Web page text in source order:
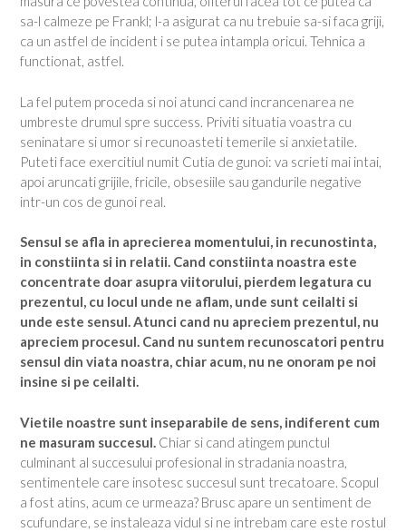
sa-l calmeze pe Frankl; l-a asigurat ca nu trebuie sa-si faca griji,
ca un astfel de incident i se putea intampla oricui. Tehnica a
functionat, astfel.
La fel putem proceda si noi atunci cand incrancenarea ne
umbreste drumul spre success. Priviti situatia voastra cu
seninatare si umor si recunoasteti temerile si anxietatile.
Puteti face exercitiul numit Cutia de gunoi: va scrieti mai intai,
apoi aruncati grijile, fricile, obsesiile sau gandurile negative
intr-un cos de gunoi real.
Sensul se afla in aprecierea momentului, in recunostinta,
in constiinta si in relatii. Cand constiinta noastra este
concentrate doar asupra viitorului, pierdem legatura cu
prezentul, cu locul unde ne aflam, unde sunt ceilalti si
unde este sensul. Atunci cand nu apreciem prezentul, nu
apreciem procesul. Cand nu suntem recunoscatori pentru
sensul din viata noastra, chiar acum, nu ne onoram pe noi
insine si pe ceilalti.
Vietile noastre sunt inseparabile de sens, indiferent cum
ne masuram succesul. Chiar si cand atingem punctul
culminant al succesului profesional in stradania noastra,
sentimentele care insotesc succesul sunt trecatoare. Scopul
a fost atins, acum ce urmeaza? Brusc apare un sentiment de
scufundare, se instaleaza vidul si ne intrebam care este rostul